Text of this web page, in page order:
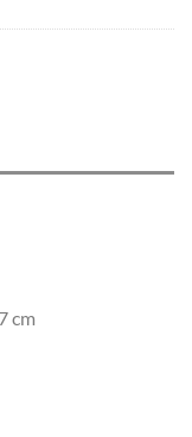
cm